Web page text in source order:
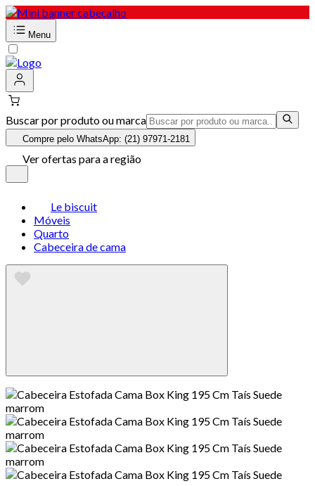
Menu
Buscar por produto ou marca
Compre pelo WhatsApp: (21) 97971-2181
Ver ofertas para a região
Le biscuit
Móveis
Quarto
Cabeceira de cama